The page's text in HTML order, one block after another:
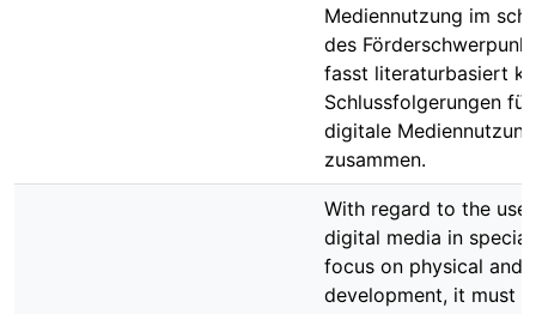
Mediennutzung im
des
fasst literaturbasiert
Schlussfolgerungen
digitale
zusammen.
With regard to the
digital media in
focus on physical and
development, it must